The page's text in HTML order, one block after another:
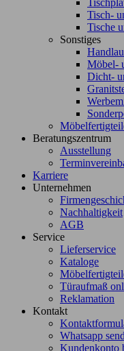
Tisch-
Tische
Sonstiges
Möbel-
Dicht-
Beratungszentrum
Ausstellung
Karriere
Unternehmen
Nachhaltigkeit
AGB
Service
Lieferservice
Kataloge
Türaufmaß
Reklamation
Kontakt
Whatsapp
Kundenkonto